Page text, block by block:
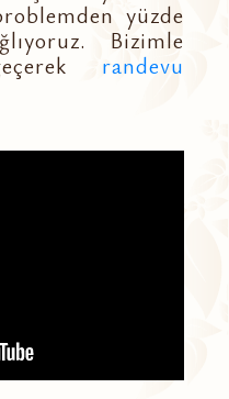
yüzde
Bizimle
randevu